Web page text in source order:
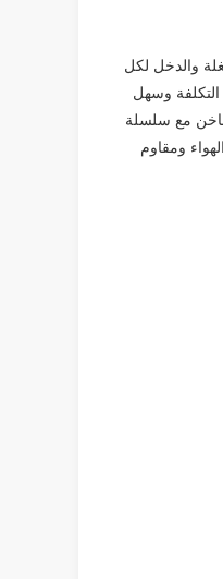
والدخل لكل
وسهل
مع سلسلة
ومقاوم